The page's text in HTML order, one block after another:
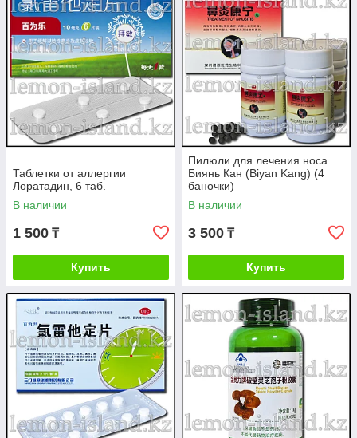
Таблетки от аллергии
Лоратадин, 6 таб.
В наличии
1 500 ₸
Купить
Пилюли для лечения носа
Биянь Кан (Biyan Kang) (4
баночки)
В наличии
3 500 ₸
Купить